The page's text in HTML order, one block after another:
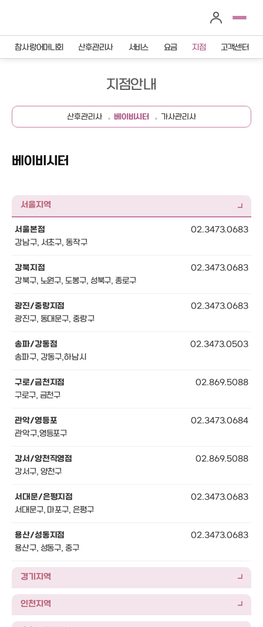
참사랑어머니회 산후관리사 서비스 요금 지점 고객센터
지점안내
산후관리사 베이비시터 가사관리사
베이비시터
서울지역
서울본점
강남구, 서초구, 동작구
02.3473.0683
강북지점
강북구, 노원구, 도봉구, 성북구, 종로구
02.3473.0683
광진/중랑지점
광진구, 동대문구, 중랑구
02.3473.0683
송파/강동점
송파구, 강동구,하남시
02.3473.0503
구로/금천지점
구로구, 금천구
02.869.5088
관악/영등포
관악구,영등포구
02.3473.0684
강서/양천직영점
강서구, 양천구
02.869.5088
서대문/은평지점
서대문구, 마포구, 은평구
02.3473.0683
용산/성동지점
용산구, 성동구, 중구
02.3473.0683
경기지역
인천지역